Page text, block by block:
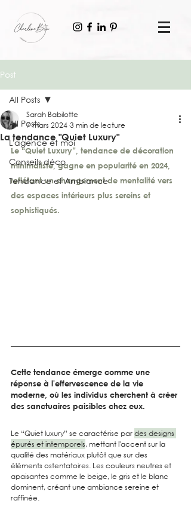
Post
All Posts
L'agence et moi
Conseils déco
Tendance et Ambiance
All Posts
La tendance "Quiet Luxury"
Sarah Babilotte
7 mars 2024 3 min de lecture
Le “Quiet Luxury”, tendance de décoration
minimaliste, gagne en popularité en 2024,
reflétant un changement de mentalité vers
des espaces intérieurs plus sereins et
sophistiqués.
Cette tendance émerge comme une
réponse à l'effervescence de la vie
moderne, où les individus cherchent à créer
des sanctuaires paisibles chez eux.
Le “Quiet luxury” se caractérise par des designs
épurés et intemporels, mettant l'accent sur la
qualité des matériaux plutôt que sur des
éléments ostentatoires. Les couleurs neutres et
apaisantes comme le beige, le gris et le blanc
dominent, créant une ambiance sereine et
raffinée.